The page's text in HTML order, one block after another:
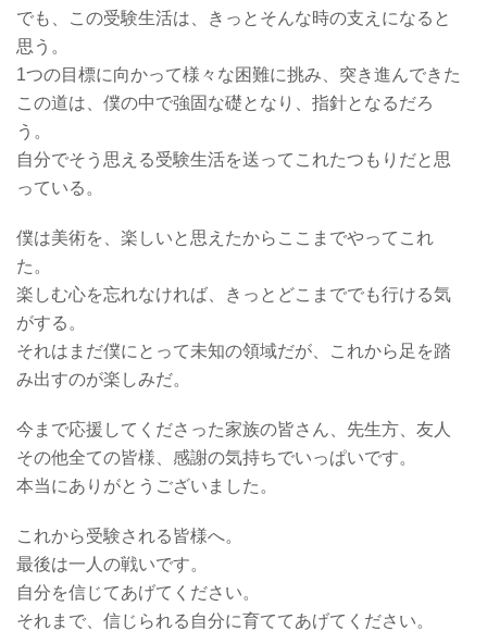
でも、この受験生活は、きっとそんな時の支えになると
思う。
1つの目標に向かって様々な困難に挑み、突き進んできた
この道は、僕の中で強固な礎となり、指針となるだろ
う。
自分でそう思える受験生活を送ってこれたつもりだと思
っている。
僕は美術を、楽しいと思えたからここまでやってこれ
た。
楽しむ心を忘れなければ、きっとどこまででも行ける気
がする。
それはまだ僕にとって未知の領域だが、これから足を踏
み出すのが楽しみだ。
今まで応援してくださった家族の皆さん、先生方、友人
その他全ての皆様、感謝の気持ちでいっぱいです。
本当にありがとうございました。
これから受験される皆様へ。
最後は一人の戦いです。
自分を信じてあげてください。
それまで、信じられる自分に育ててあげてください。